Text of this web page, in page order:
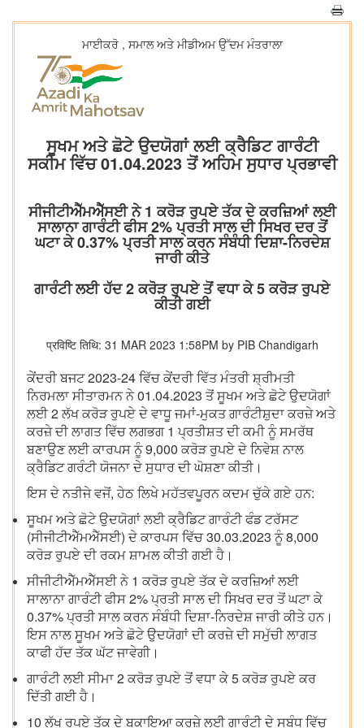
ਮਾਈਕਰੋ , ਸਮਾਲ ਅਤੇ ਮੀਡੀਅਮ ਉੱਦਮ ਮੰਤਰਾਲਾ
ਸੂਖਮ ਅਤੇ ਛੋਟੇ ਉਦਯੋਗਾਂ ਲਈ ਕ੍ਰੈਡਿਟ ਗਾਰੰਟੀ
ਸਕੀਮ ਵਿੱਚ 01.04.2023 ਤੋਂ ਅਹਿਮ ਸੁਧਾਰ ਪ੍ਰਭਾਵੀ
ਸੀਜੀਟੀਐੱਮਐੱਸਈ ਨੇ 1 ਕਰੋੜ ਰੁਪਏ ਤੱਕ ਦੇ ਕਰਜ਼ਿਆਂ ਲਈ
ਸਾਲਾਨਾ ਗਾਰੰਟੀ ਫੀਸ 2% ਪ੍ਰਤੀ ਸਾਲ ਦੀ ਸਿਖਰ ਦਰ ਤੋਂ
ਘਟਾ ਕੇ 0.37% ਪ੍ਰਤੀ ਸਾਲ ਕਰਨ ਸੰਬੰਧੀ ਦਿਸ਼ਾ-ਨਿਰਦੇਸ਼
ਜਾਰੀ ਕੀਤੇ
ਗਾਰੰਟੀ ਲਈ ਹੱਦ 2 ਕਰੋੜ ਰੁਪਏ ਤੋਂ ਵਧਾ ਕੇ 5 ਕਰੋੜ ਰੁਪਏ
ਕੀਤੀ ਗਈ
प्रविष्टि तिथि: 31 MAR 2023 1:58PM by PIB Chandigarh
ਕੇਂਦਰੀ ਬਜਟ 2023-24 ਵਿੱਚ ਕੇਂਦਰੀ ਵਿੱਤ ਮੰਤਰੀ ਸ਼੍ਰੀਮਤੀ
ਨਿਰਮਲਾ ਸੀਤਾਰਮਨ ਨੇ 01.04.2023 ਤੋਂ ਸੂਖਮ ਅਤੇ ਛੋਟੇ ਉਦਯੋਗਾਂ
ਲਈ 2 ਲੱਖ ਕਰੋੜ ਰੁਪਏ ਦੇ ਵਾਧੂ ਜਮਾਂ-ਮੁਕਤ ਗਾਰੰਟੀਸ਼ੁਦਾ ਕਰਜ਼ੇ ਅਤੇ
ਕਰਜ਼ੇ ਦੀ ਲਾਗਤ ਵਿੱਚ ਲਗਭਗ 1 ਪ੍ਰਤੀਸ਼ਤ ਦੀ ਕਮੀ ਨੂੰ ਸਮਰੱਥ
ਬਣਾਉਣ ਲਈ ਕਾਰਪਸ ਨੂੰ 9,000 ਕਰੋੜ ਰੁਪਏ ਦੇ ਨਿਵੇਸ਼ ਨਾਲ
ਕ੍ਰੈਡਿਟ ਗਰੰਟੀ ਯੋਜਨਾ ਦੇ ਸੁਧਾਰ ਦੀ ਘੋਸ਼ਣਾ ਕੀਤੀ।
ਇਸ ਦੇ ਨਤੀਜੇ ਵਜੋਂ, ਹੇਠ ਲਿਖੇ ਮਹੱਤਵਪੂਰਨ ਕਦਮ ਚੁੱਕੇ ਗਏ ਹਨ:
ਸੂਖਮ ਅਤੇ ਛੋਟੇ ਉਦਯੋਗਾਂ ਲਈ ਕ੍ਰੈਡਿਟ ਗਾਰੰਟੀ ਫੰਡ ਟਰੱਸਟ
(ਸੀਜੀਟੀਐੱਮਐੱਸਈ) ਦੇ ਕਾਰਪਸ ਵਿੱਚ 30.03.2023 ਨੂੰ 8,000
ਕਰੋੜ ਰੁਪਏ ਦੀ ਰਕਮ ਸ਼ਾਮਲ ਕੀਤੀ ਗਈ ਹੈ।
ਸੀਜੀਟੀਐੱਮਐੱਸਈ ਨੇ 1 ਕਰੋੜ ਰੁਪਏ ਤੱਕ ਦੇ ਕਰਜ਼ਿਆਂ ਲਈ
ਸਾਲਾਨਾ ਗਾਰੰਟੀ ਫੀਸ 2% ਪ੍ਰਤੀ ਸਾਲ ਦੀ ਸਿਖਰ ਦਰ ਤੋਂ ਘਟਾ ਕੇ
0.37% ਪ੍ਰਤੀ ਸਾਲ ਕਰਨ ਸੰਬੰਧੀ ਦਿਸ਼ਾ-ਨਿਰਦੇਸ਼ ਜਾਰੀ ਕੀਤੇ ਹਨ।
ਇਸ ਨਾਲ ਸੂਖਮ ਅਤੇ ਛੋਟੇ ਉਦਯੋਗਾਂ ਦੀ ਕਰਜ਼ੇ ਦੀ ਸਮੁੱਚੀ ਲਾਗਤ
ਕਾਫੀ ਹੱਦ ਤੱਕ ਘੱਟ ਜਾਵੇਗੀ।
ਗਾਰੰਟੀ ਲਈ ਸੀਮਾ 2 ਕਰੋੜ ਰੁਪਏ ਤੋਂ ਵਧਾ ਕੇ 5 ਕਰੋੜ ਰੁਪਏ ਕਰ
ਦਿੱਤੀ ਗਈ ਹੈ।
10 ਲੱਖ ਰੁਪਏ ਤੱਕ ਦੇ ਬਕਾਇਆ ਕਰਜ਼ੇ ਲਈ ਗਾਰੰਟੀ ਦੇ ਸਬੰਧ ਵਿੱਚ